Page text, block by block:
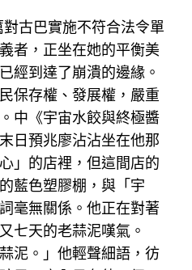
古巴實施不符合法令單
者，正坐在她的平衡美
經到達了崩潰的邊緣。
保存權、發展權，嚴重
中《宇宙水餃與終極醬
日預兆廖沾沾坐在他那
」的店裡，但這間店的
藍色塑膠棚，與「宇
毫無關係。他正在對著
七天的老蒜泥嘆氣。
泥。」他輕聲細語，彷